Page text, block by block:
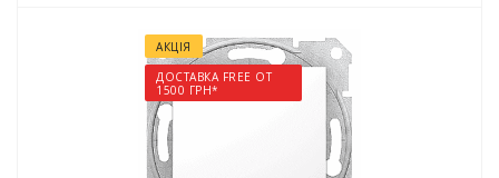
АКЦІЯ
ДОСТАВКА FREE ОТ
1500 ГРН*